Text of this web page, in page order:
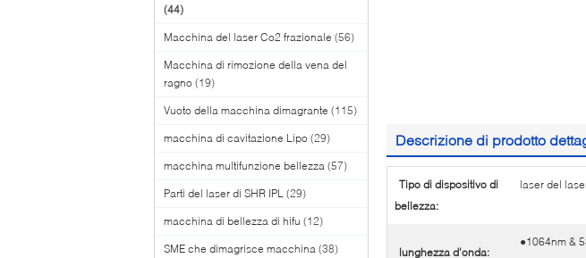
(44)
Macchina del laser Co2 frazionale (56)
Macchina di rimozione della vena del
ragno (19)
Vuoto della macchina dimagrante (115)
macchina di cavitazione Lipo (29)
macchina multifunzione bellezza (57)
Parti del laser di SHR IPL (29)
macchina di bellezza di hifu (12)
SME che dimagrisce macchina (38)
Descrizione di prodotto
Tipo di dispositivo di
bellezza:
laser del
lunghezza d'onda:
●1064nm &